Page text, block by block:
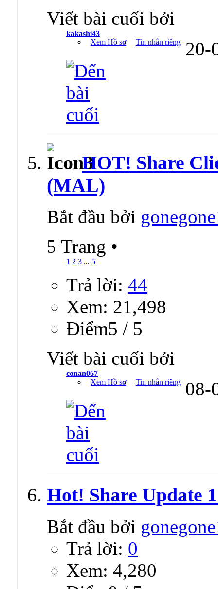
Viết bài cuối bởi
kakashi43
Xem Hồ sơ
Tin nhắn riêng 20-
HOT! Share
(MAL)
Bắt đầu bởi
5 Trang •
1 2 3 ... 5
Trả lời: 44
Xem: 21,498
Ðiểm5 / 5
Viết bài cuối bởi
conan067
Xem Hồ sơ
Tin nhắn riêng 08-
Hot! Share Update
Bắt đầu bởi
Trả lời: 0
Xem: 4,280